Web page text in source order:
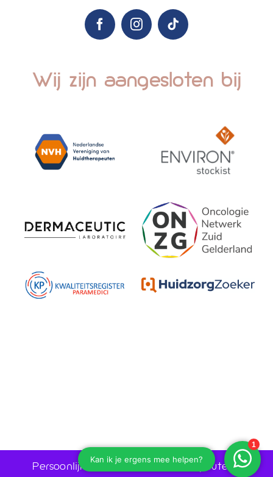
Wij zijn aangesloten bij
Persoonlijk advies door huidtherapeuten •